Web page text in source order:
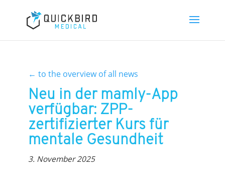
← to the overview of all news
Neu in der mamly-App
verfügbar: ZPP-
zertifizierter Kurs für
mentale Gesundheit
3. November 2025